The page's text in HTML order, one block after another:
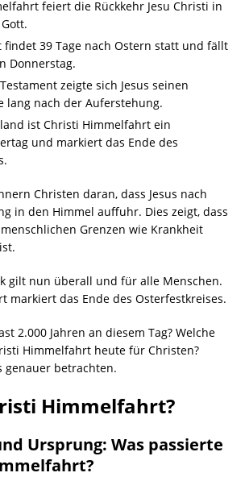
feiert die Rückkehr Jesu Christi in
findet 39 Tage nach Ostern statt und fällt
Donnerstag.
zeigte sich Jesus seinen
lang nach der Auferstehung.
ist Christi Himmelfahrt ein
und markiert das Ende des
Christen daran, dass Jesus nach
in den Himmel auffuhr. Dies zeigt, dass
Grenzen wie Krankheit
gilt nun überall und für alle Menschen.
markiert das Ende des Osterfestkreises.
2.000 Jahren an diesem Tag? Welche
Himmelfahrt heute für Christen?
genauer betrachten.
Himmelfahrt?
Ursprung: Was passierte